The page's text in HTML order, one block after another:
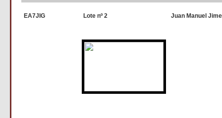
EA7JIG Lote nº 2 Juan Manuel